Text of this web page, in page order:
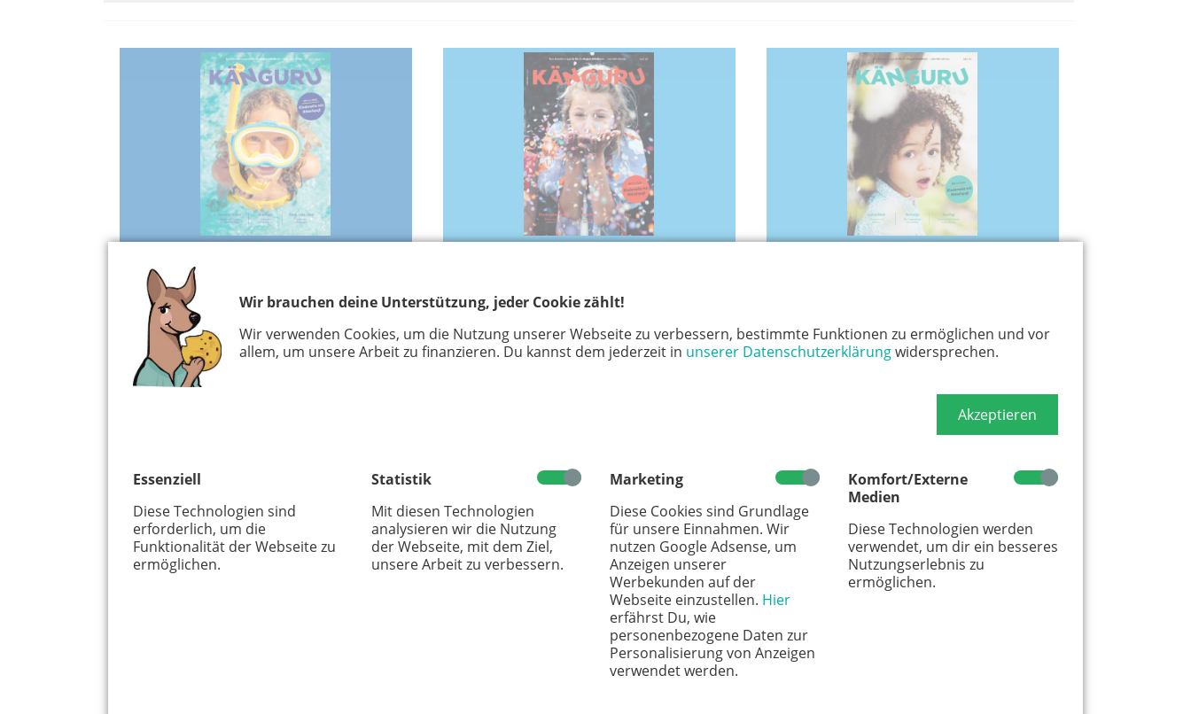
Wir brauchen deine Unterstützung, jeder Cookie zählt!
Wir verwenden Cookies, um die Nutzung unserer Webseite zu verbessern, bestimmte Funktionen zu ermöglichen und vor
allem, um unsere Arbeit zu finanzieren. Du kannst dem jederzeit in unserer Datenschutzerklärungwidersprechen.
Akzeptieren
Essenziell
Diese Technologien sind
erforderlich, um die
Funktionalität der Webseite zu
ermöglichen.
Statistik
Mit diesen Technologien
analysieren wir die Nutzung
der Webseite, mit dem Ziel,
unsere Arbeit zu verbessern.
Marketing
Diese Cookies sind Grundlage
für unsere Einnahmen. Wir
nutzen Google Adsense, um
Anzeigen unserer
Werbekunden auf der
Webseite einzustellen. Hier
erfährst Du, wie
personenbezogene Daten zur
Personalisierung von Anzeigen
verwendet werden.
Komfort/Externe
Medien
Diese Technologien werden
verwendet, um dir ein besseres
Nutzungserlebnis zu
ermöglichen.
Juli/August 2025
Projekte für die Sommerferien
Badeseen
Kindergeburtstag
Verkehrssicherheit
Rentenlücke bei Frauen
März 2025
Ernährungsbildung
Beruf & Karriere
Februar 2025